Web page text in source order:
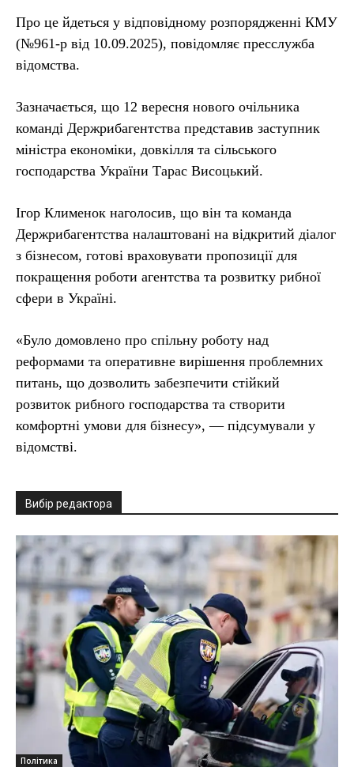
Про це йдеться у відповідному розпорядженні КМУ
(№961-р від 10.09.2025), повідомляє пресслужба
відомства.
Зазначається, що 12 вересня нового очільника
команді Держрибагентства представив заступник
міністра економіки, довкілля та сільського
господарства України Тарас Висоцький.
Ігор Клименок наголосив, що він та команда
Держрибагентства налаштовані на відкритий діалог
з бізнесом, готові враховувати пропозиції для
покращення роботи агентства та розвитку рибної
сфери в Україні.
«Було домовлено про спільну роботу над
реформами та оперативне вирішення проблемних
питань, що дозволить забезпечити стійкий
розвиток рибного господарства та створити
комфортні умови для бізнесу», — підсумували у
відомстві.
Вибір редактора
Політика